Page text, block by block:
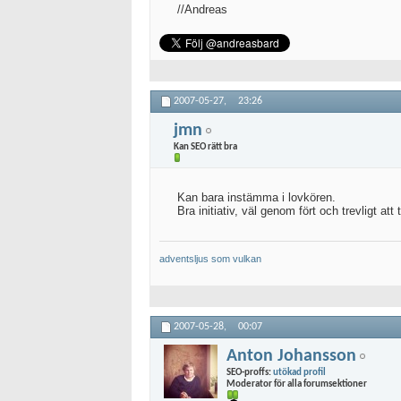
//Andreas
2007-05-27, 23:26
jmn
Kan SEO rätt bra
Kan bara instämma i lovkören.
Bra initiativ, väl genom fört och trevligt att
adventsljus som vulkan
2007-05-28, 00:07
Anton Johansson
SEO-proffs:utökad profil
Moderator för alla forumsektioner